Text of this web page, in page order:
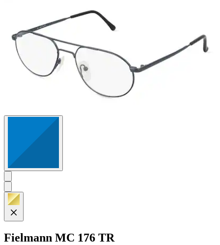
Fielmann MC 176 TR